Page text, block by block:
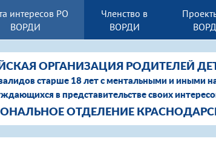
интересов РО
ВОРДИ
Членство в
ВОРДИ
ОРГАНИЗАЦИЯ РОДИТЕЛЕЙ
старше 18 лет с ментальными и иными
в представительстве своих
ОТДЕЛЕНИЕ